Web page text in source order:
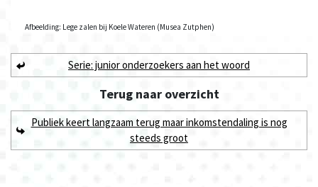
Afbeelding: Lege zalen bij Koele Wateren (Musea Zutphen)
Serie: junior onderzoekers aan het woord
Terug naaroverzicht
Publiek keert langzaam terug maar inkomstendaling is nog
steeds groot